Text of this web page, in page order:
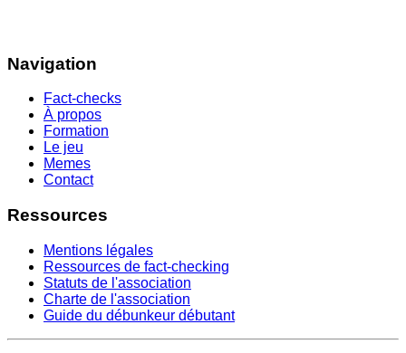
Navigation
Fact-checks
À propos
Formation
Le jeu
Memes
Contact
Ressources
Mentions légales
Ressources de fact-checking
Statuts de l'association
Charte de l'association
Guide du débunkeur débutant